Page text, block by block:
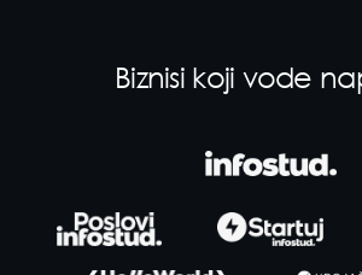
Biznisi koji vode